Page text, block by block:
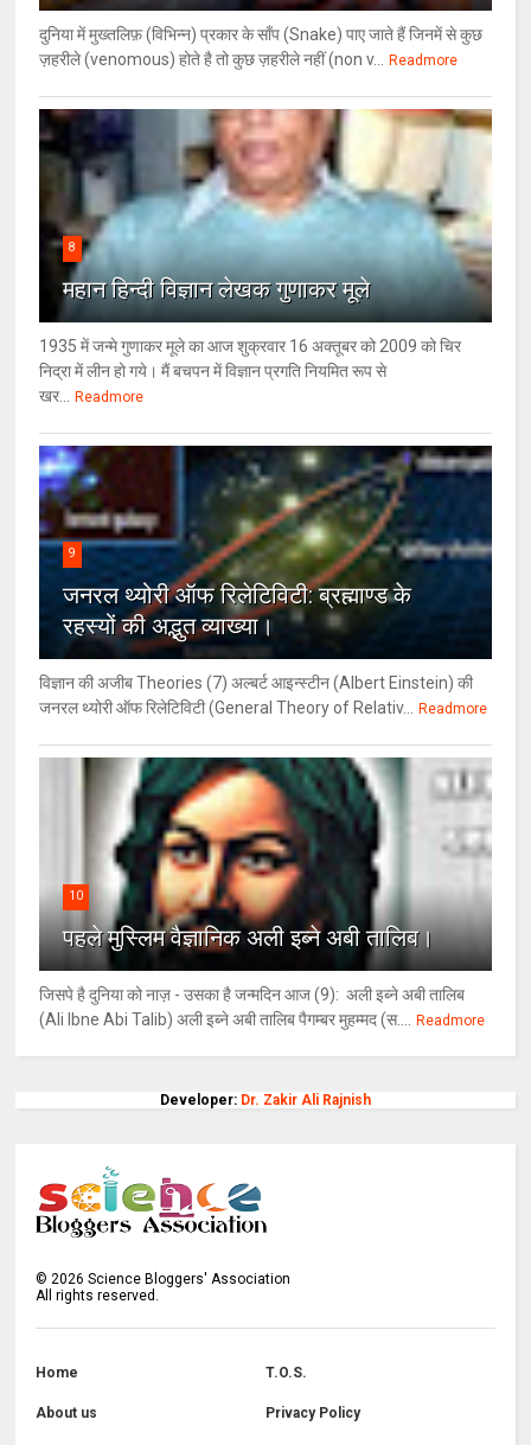
दुनिया में मुख्तलिफ़ (विभिन्न) प्रकार के साँप (Snake) पाए जाते हैं जिनमें से कुछ
ज़हरीले (venomous) होते है तो कुछ ज़हरीले नहीं (non v...
Readmore
8
महान हिन्दी विज्ञान लेखक गुणाकर मूले
1935 में जन्मे गुणाकर मूले का आज शुक्रवार 16 अक्तूबर को 2009 को चिर
निद्रा में लीन हो गये। मैं बचपन में विज्ञान प्रगति नियमित रूप से
खर...
Readmore
9
जनरल थ्‍योरी ऑफ रिलेटिविटी: ब्रह्माण्‍ड के
रहस्‍यों की अद्भुत व्‍याख्‍या।
विज्ञान की अजीब Theories (7) अल्‍बर्ट आइन्स्टीन (Albert Einstein) की
जनरल थ्योरी ऑफ रिलेटिविटी (General Theory of Relativ...
Readmore
10
पहले मुस्लिम वैज्ञानिक अली इब्ने अबी तालिब।
जिसपे है दुनिया को नाज़ - उसका है जन्मदिन आज (9): अली इब्ने अबी तालिब
(Ali Ibne Abi Talib) अली इब्ने अबी तालिब पैगम्बर मुहम्मद (स....
Readmore
Developer: Dr. Zakir Ali Rajnish
© 2026 Science Bloggers' Association
All rights reserved.
Home T.O.S.
About us Privacy Policy